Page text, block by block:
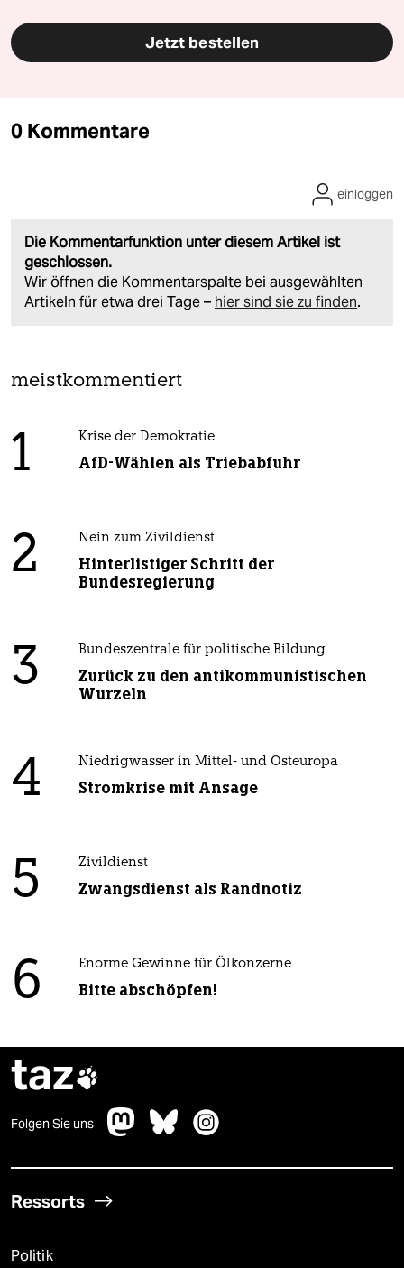
Jetzt bestellen
0 Kommentare
Die Kommentarfunktion unter diesem Artikel ist
geschlossen.
Wir öffnen die Kommentarspalte bei ausgewählten
Artikeln für etwa drei Tage – hier sind sie zu finden.
einloggen
meistkommentiert
1 Krise der Demokratie
AfD-Wählen als Triebabfuhr
2 Nein zum Zivildienst
Hinterlistiger Schritt der
Bundesregierung
3 Bundeszentrale für politische Bildung
Zurück zu den antikommunistischen
Wurzeln
4 Niedrigwasser in Mittel- und Osteuropa
Stromkrise mit Ansage
5 Zivildienst
Zwangsdienst als Randnotiz
6 Enorme Gewinne für Ölkonzerne
Bitte abschöpfen!
taz
Folgen Sie uns
Ressorts
Politik